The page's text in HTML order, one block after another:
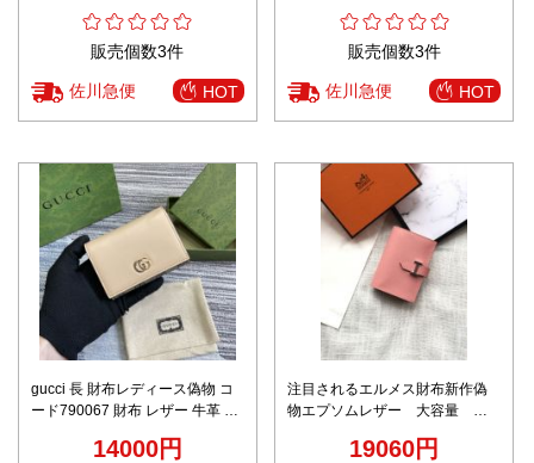
販売個数3件
佐川急便 HOT
販売個数3件
佐川急便 HOT
gucci 長 財布レディース偽物 コ
ード790067 財布 レザー 牛革 G
カートバッグ ブラウン
14000円
注目されるエルメス財布新作偽
物エプソムレザー 大容量
19060円